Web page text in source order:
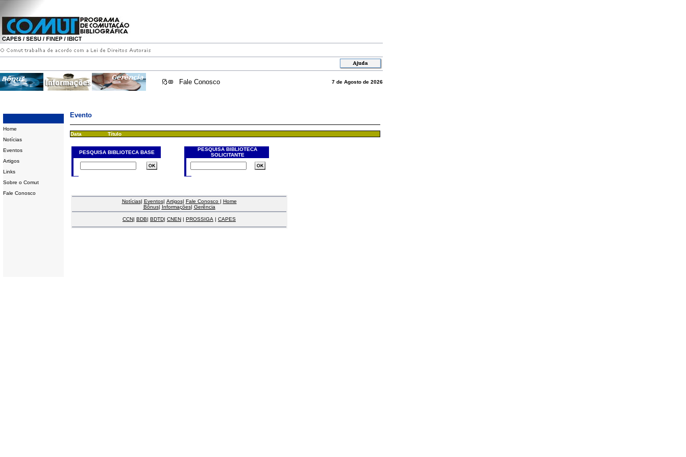
Fale Conosco 7 de Agosto de 2026
Home
Notícias
Eventos
Artigos
Links
Sobre o Comut
Fale Conosco
Evento
Data Título
PESQUISA BIBLIOTECA BASE
PESQUISA BIBLIOTECA
SOLICITANTE
Notícias| Eventos| Artigos| Fale Conosco | Home
Bônus| Informações| Gerência
CCN| BDB| BDTD| CNEN | PROSSIGA | CAPES